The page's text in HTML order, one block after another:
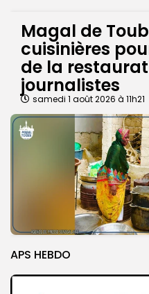
Magal de
cuisinières
de la
journalistes
samedi 1 août 2026 à 11h21
APS HEBDO